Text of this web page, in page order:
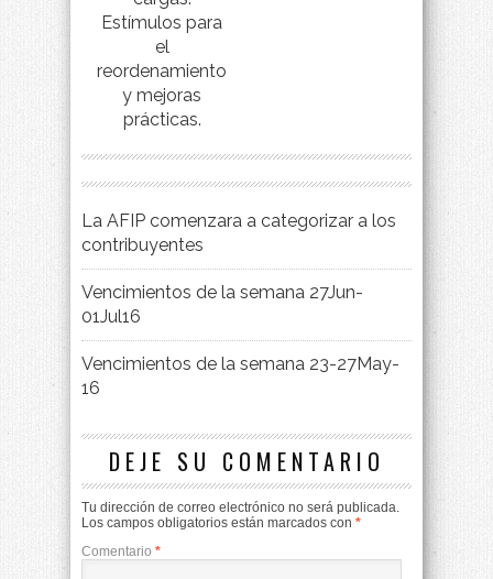
Estímulos para
el
reordenamiento
y mejoras
prácticas.
La AFIP comenzara a categorizar a los
contribuyentes
Vencimientos de la semana 27Jun-
01Jul16
Vencimientos de la semana 23-27May-
16
DEJE SU COMENTARIO
Tu dirección de correo electrónico no será publicada.
Los campos obligatorios están marcados con *
Comentario *